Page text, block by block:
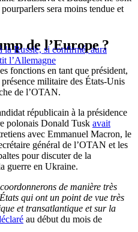
sera moins tendue et
la Russie, si confirmé, aura
l’Allemagne
de l’Europe ?
fonctions en tant que président,
militaire des États-Unis
de l’OTAN.
républicain à la présidence
polonais Donald Tusk avait
avec Emmanuel Macron, le
général de l’OTAN et les
pour discuter de la
guerre en Ukraine.
de manière très
qui ont un point de vue très
et transatlantique et sur la
au début du mois de